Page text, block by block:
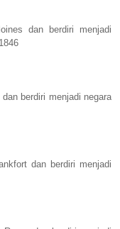
dan berdiri menjadi
berdiri menjadi negara
dan berdiri menjadi